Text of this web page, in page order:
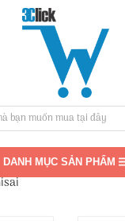
DANH MỤC SẢN PHẨM